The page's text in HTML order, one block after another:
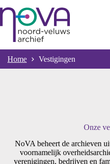
naar
inhoud
Home Vestigingen
Onze
NoVA beheert de archieven
voornamelijk
verenigingen, bedrijven en